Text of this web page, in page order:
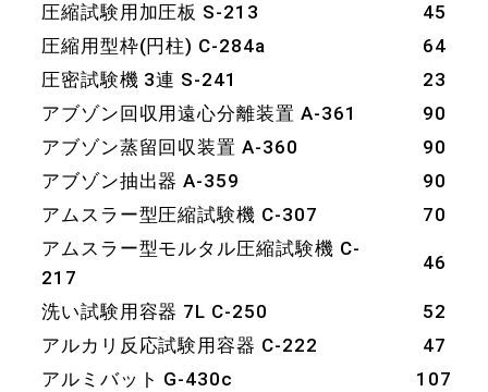
圧縮試験用加圧板 S-213
45
圧縮用型枠(円柱) C-284a
64
圧密試験機 3連 S-241
23
アブゾン回収用遠心分離装置 A-361
90
アブゾン蒸留回収装置 A-360
90
アブゾン抽出器 A-359
90
アムスラー型圧縮試験機 C-307
70
アムスラー型モルタル圧縮試験機 C-
217
46
洗い試験用容器 7L C-250
52
アルカリ反応試験用容器 C-222
47
アルミバット G-430c
107